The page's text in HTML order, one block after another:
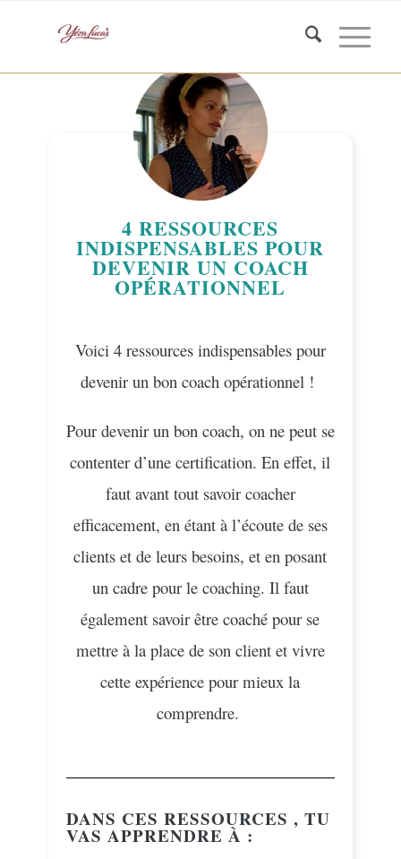
4 RESSOURCES
INDISPENSABLES POUR
DEVENIR UN COACH
OPÉRATIONNEL
Voici 4 ressources indispensables pour
devenir un bon coach opérationnel !
Pour devenir un bon coach, on ne peut se
contenter d’une certification. En effet, il
faut avant tout savoir coacher
efficacement, en étant à l’écoute de ses
clients et de leurs besoins, et en posant
un cadre pour le coaching. Il faut
également savoir être coaché pour se
mettre à la place de son client et vivre
cette expérience pour mieux la
comprendre.
DANS CES RESSOURCES , TU
VAS APPRENDRE À :